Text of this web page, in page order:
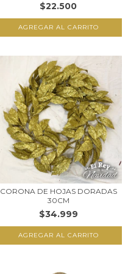
$22.500
CORONA DE HOJAS DORADAS
30CM
$34.999